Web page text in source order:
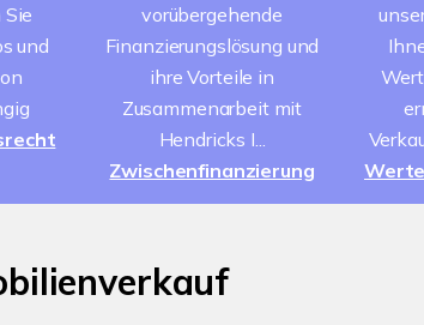
und
vorübergehende
Finanzierungslösung und
ihre Vorteile in
Zusammenarbeit mit
Hendricks I...
Zwischenfinanzierung